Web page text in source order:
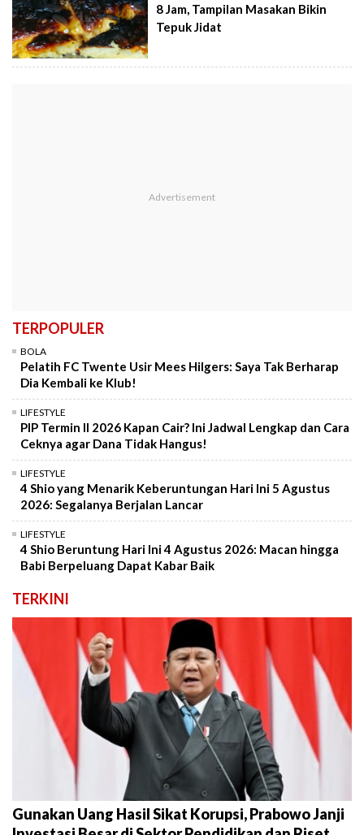
8 Jam, Tampilan Masakan Bikin
Tepuk Jidat
TERPOPULER
BOLA
Pelatih FC Twente Usir Mees Hilgers: Saya Tak Berharap
Dia Kembali ke Klub!
LIFESTYLE
PIP Termin II 2026 Kapan Cair? Ini Jadwal Lengkap dan Cara
Ceknya agar Dana Tidak Hangus!
LIFESTYLE
4 Shio yang Menarik Keberuntungan Hari Ini 5 Agustus
2026: Segalanya Berjalan Lancar
LIFESTYLE
4 Shio Beruntung Hari Ini 4 Agustus 2026: Macan hingga
Babi Berpeluang Dapat Kabar Baik
TERKINI
Gunakan Uang Hasil Sikat Korupsi, Prabowo Janji